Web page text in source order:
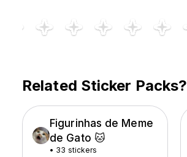
Related Sticker Packs?
Figurinhas de Meme
de Gato 🐱
• 33 stickers